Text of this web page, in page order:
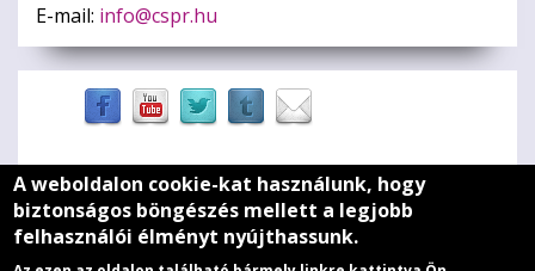
E-mail: info@cspr.hu
Zöld szív
Médiaajánlat
A weboldalon cookie-kat használunk, hogy
biztonságos böngészés mellett a legjobb
felhasználói élményt nyújthassunk.